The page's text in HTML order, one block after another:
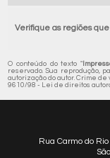
Verifique as regiões
O conteúdo do texto "
reservado. Sua reprodução,
autorização do autor. Crime
9610/98 - Lei de direitos
Rua Carmo do